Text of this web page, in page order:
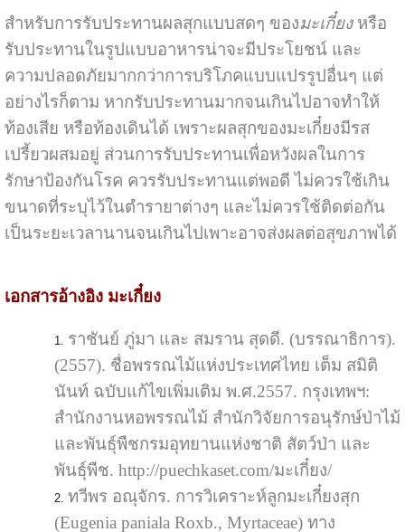
สำหรับการรับประทานผลสุกแบบสดๆ ของมะเกี๋ยง หรือ
รับประทานในรูปแบบอาหารน่าจะมีประโยชน์ และ
ความปลอดภัยมากกว่าการบริโภคแบบแปรรูปอื่นๆ แต่
อย่างไรก็ตาม หากรับประทานมากจนเกินไปอาจทำให้
ท้องเสีย หรือท้องเดินได้ เพราะผลสุกของมะเกี๋ยงมีรส
เปรี้ยวผสมอยู่ ส่วนการรับประทานเพื่อหวังผลในการ
รักษาป้องกันโรค ควรรับประทานแต่พอดี ไม่ควรใช้เกิน
ขนาดที่ระบุไว้ในตำรายาต่างๆ และไม่ควรใช้ติดต่อกัน
เป็นระยะเวลานานจนเกินไปเพาะอาจส่งผลต่อสุขภาพได้
เอกสารอ้างอิง มะเกี๋ยง
ราชันย์ ภู่มา และ สมราน สุดดี. (บรรณาธิการ).
(2557). ชื่อพรรณไม้แห่งประเทศไทย เต็ม สมิติ
นันท์ ฉบับแก้ไขเพิ่มเติม พ.ศ.2557. กรุงเทพฯ:
สำนักงานหอพรรณไม้ สำนักวิจัยการอนุรักษ์ป่าไม้
และพันธุ์พืชกรมอุทยานแห่งชาติ สัตว์ป่า และ
พันธุ์พืช. http://puechkaset.com/มะเกี๋ยง/
ทวีพร อณุจักร. การวิเคราะห์ลูกมะเกี๋ยงสุก
(Eugenia paniala Roxb., Myrtaceae) ทาง